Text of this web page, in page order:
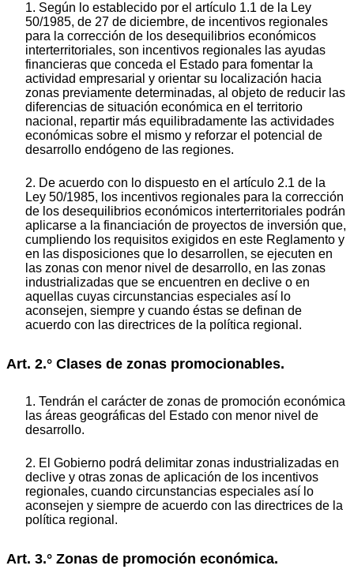
1. Según lo establecido por el artículo 1.1 de la Ley
50/1985, de 27 de diciembre, de incentivos regionales
para la corrección de los desequilibrios económicos
interterritoriales, son incentivos regionales las ayudas
financieras que conceda el Estado para fomentar la
actividad empresarial y orientar su localización hacia
zonas previamente determinadas, al objeto de reducir las
diferencias de situación económica en el territorio
nacional, repartir más equilibradamente las actividades
económicas sobre el mismo y reforzar el potencial de
desarrollo endógeno de las regiones.
2. De acuerdo con lo dispuesto en el artículo 2.1 de la
Ley 50/1985, los incentivos regionales para la corrección
de los desequilibrios económicos interterritoriales podrán
aplicarse a la financiación de proyectos de inversión que,
cumpliendo los requisitos exigidos en este Reglamento y
en las disposiciones que lo desarrollen, se ejecuten en
las zonas con menor nivel de desarrollo, en las zonas
industrializadas que se encuentren en declive o en
aquellas cuyas circunstancias especiales así lo
aconsejen, siempre y cuando éstas se definan de
acuerdo con las directrices de la política regional.
Art. 2.° Clases de zonas promocionables.
1. Tendrán el carácter de zonas de promoción económica
las áreas geográficas del Estado con menor nivel de
desarrollo.
2. El Gobierno podrá delimitar zonas industrializadas en
declive y otras zonas de aplicación de los incentivos
regionales, cuando circunstancias especiales así lo
aconsejen y siempre de acuerdo con las directrices de la
política regional.
Art. 3.° Zonas de promoción económica.